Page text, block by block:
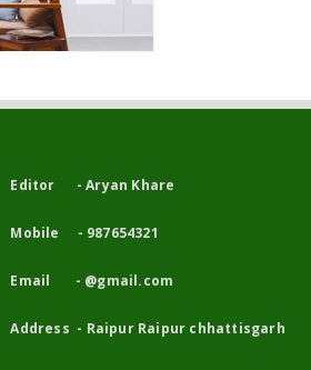
Editor - Aryan Khare
Mobile - 987654321
Email - @gmail.com
Address - Raipur Raipur chhattisgarh